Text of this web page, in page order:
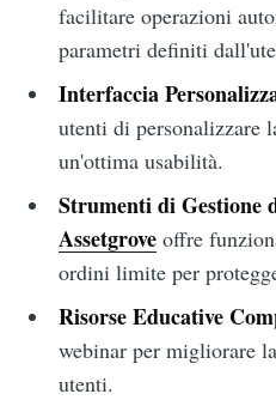
facilitare operazioni
parametri definiti
Interfaccia
utenti di personalizzare
un'ottima usabilità.
Strumenti di Gestione
Assetgroveoffre
ordini limite per
Risorse Educative
webinar per migliorare
utenti.